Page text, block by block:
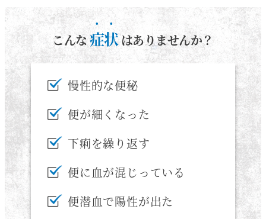
こんな症状はありませんか？
慢性的な便秘
便が細くなった
下痢を繰り返す
便に血が混じっている
便潜血で陽性が出た